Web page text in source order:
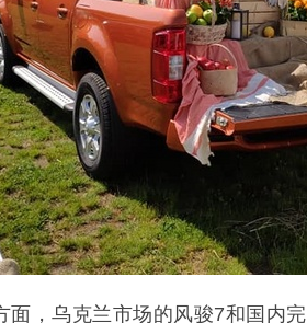
面，乌克兰市场的风骏7和国内